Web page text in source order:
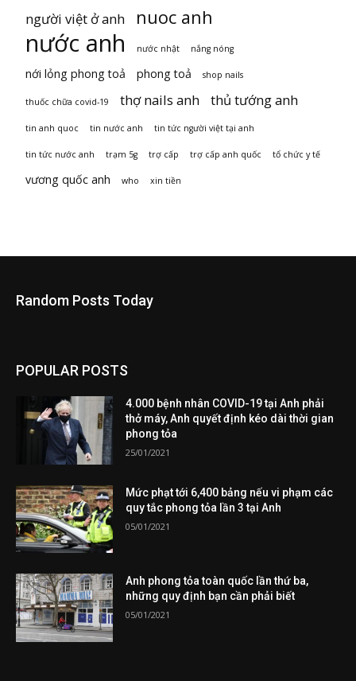
người việt ở anh nuoc anh
nước anh nước nhật nắng nóng
nới lỏng phong toả phong toả shop nails
thuốc chữa covid-19 thợ nails anh thủ tướng anh
tin anh quoc tin nước anh tin tức người việt tại anh
tin tức nước anh trạm 5g trợ cấp trợ cấp anh quốc tổ chức y tế
vương quốc anh who xin tiền
Random Posts Today
POPULAR POSTS
4.000 bệnh nhân COVID-19 tại Anh phải
thở máy, Anh quyết định kéo dài thời gian
phong tỏa
25/01/2021
Mức phạt tới 6,400 bảng nếu vi phạm các
quy tắc phong tỏa lần 3 tại Anh
05/01/2021
Anh phong tỏa toàn quốc lần thứ ba,
những quy định bạn cần phải biết
05/01/2021